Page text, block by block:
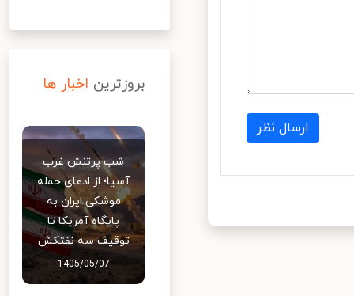
ارسال نظر
بروزترین اخبار ها
شب پرتنش غرب
آسیا؛ از ادعای حمله
موشکی ایران به
پایگاه آمریکا تا
توقیف سه نفتکش
1405/05/07